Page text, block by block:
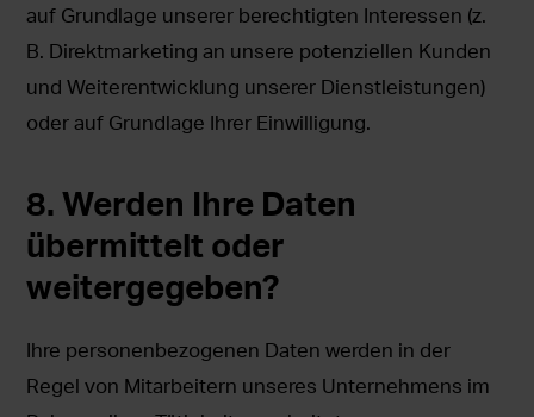
auf Grundlage unserer berechtigten Interessen (z.
B. Direktmarketing an unsere potenziellen Kunden
und Weiterentwicklung unserer Dienstleistungen)
oder auf Grundlage Ihrer Einwilligung.
8. Werden Ihre Daten
übermittelt oder
weitergegeben?
Ihre personenbezogenen Daten werden in der
Regel von Mitarbeitern unseres Unternehmens im